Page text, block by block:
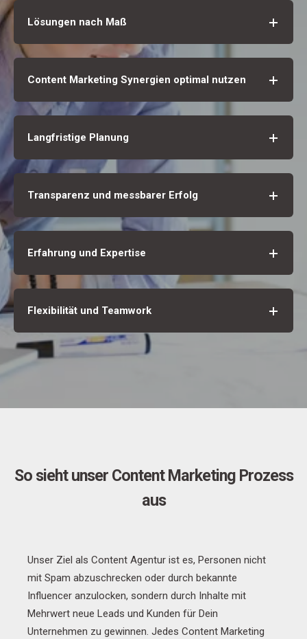
Lösungen nach Maß
Content Marketing Synergien optimal nutzen
Langfristige Planung
Transparenz und messbarer Erfolg
Erfahrung und Expertise
Flexibilität und Teamwork
So sieht unser Content Marketing Prozess
aus
Unser Ziel als Content Agentur ist es, Personen nicht
mit Spam abzuschrecken oder durch bekannte
Influencer anzulocken, sondern durch Inhalte mit
Mehrwert neue Leads und Kunden für Dein
Unternehmen zu gewinnen. Jedes Content Marketing